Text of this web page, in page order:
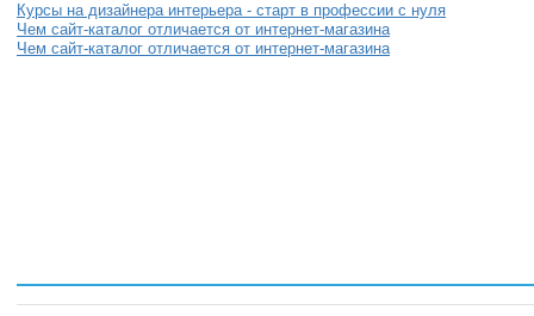
Курсы на дизайнера интерьера - старт в профессии с нуля
Чем сайт-каталог отличается от интернет-магазина
Чем сайт-каталог отличается от интернет-магазина